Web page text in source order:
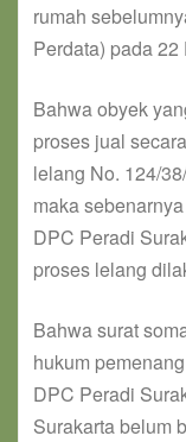
rumah
Perdata) pada
Bahwa obyek
proses jual
lelang No. 124/
maka
DPC Peradi
proses lelang
Bahwa surat
hukum
DPC Peradi
Surakarta belum